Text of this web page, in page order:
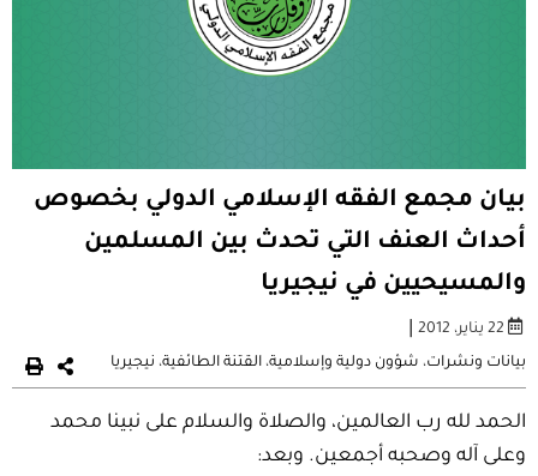
بيان مجمع الفقه الإسلامي الدولي بخصوص
أحداث العنف التي تحدث بين المسلمين
والمسيحيين في نيجيريا
22 يناير، 2012 |
بيانات ونشرات، شؤون دولية وإسلامية، القتنة الطائفية، نيجيريا
الحمد لله رب العالمين، والصلاة والسلام على نبينا محمد
وعلى آله وصحبه أجمعين. وبعد: